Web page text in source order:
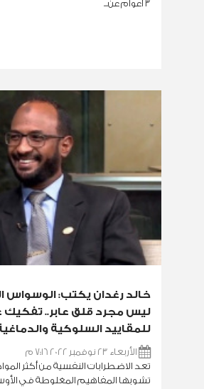
3 أعوام عن...
خالد رغدان يكتب: الوسواس
ليس مجرد قلق عابر.. تفكيك
للمقاييد السلوكية
الأربعاء 23 نوفمبر 2022 7:16 م
تعد الاضطرابات النفسية من أكثر
تشوبها المفاهيم المغلوطة في